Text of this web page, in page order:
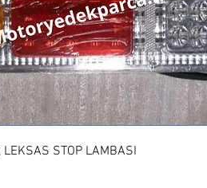
LEKSAS STOP LAMBASI